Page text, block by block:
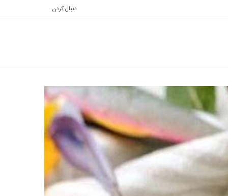
دنبال کردن
برایپوسته